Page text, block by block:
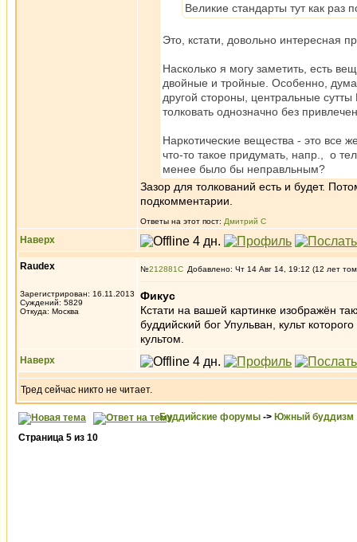
Великие стандарты тут как раз
Это, кстати, довольно интересная
Насколько я могу заметить, есть
двойные и тройные. Особенно,
другой стороны, центральные
толковать однозначно без
Наркотические вещества - это все
что-то такое придумать, напр., о
менее было бы неправльным?
Зазор для толкований есть и будет.
подкомментарии.
Ответы на этот пост: Дмитрий С
Наверх
Raudex
Зарегистрирован: 16.11.2013
Суждений: 5829
Откуда: Москва
№212881 Добавлено: Чт 14 Авг 14, 19:12 (12 лет
Фикус
Кстати на вашей картинке изображён
буддийский бог Упульван, культ
культом.
Наверх
Тред сейчас никто не читает.
Буддийские форумы -> Южный буддизм
Страница 5 из 10